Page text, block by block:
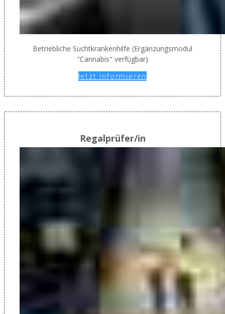
Betriebliche Suchtkrankenhilfe (Ergänzungsmodul
"Cannabis" verfügbar)
Jetzt informieren
Regalprüfer/in